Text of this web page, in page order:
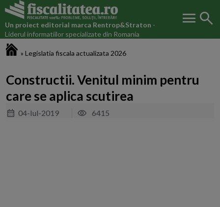
Un proiect editorial marca Rentrop&Straton -
Liderul informatiilor specializate din Romania
menu search
» Legislatia fiscala actualizata 2026
Constructii. Venitul minim pentru
care se aplica scutirea
04-Iul-2019 6415